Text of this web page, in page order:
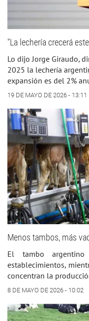
"La lechería crecerá
Lo dijo Jorge Giraudo,
2025 la lechería
expansión es del 2%
19 DE MAYO DE 2026 - 13:11
Menos tambos, más
El tambo
establecimientos,
concentran la
8 DE MAYO DE 2026 - 10:02